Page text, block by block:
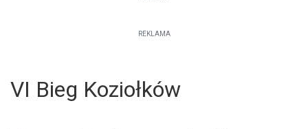
REKLAMA
VI Bieg Koziołków